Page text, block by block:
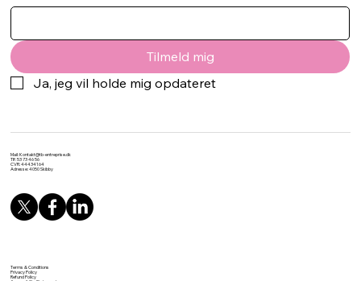
Tilmeld mig
Ja, jeg vil holde mig opdateret
Mail:Kontakt@tb-entreprise.dk
Tlf: 53 73 46 56
CVR: 44434164
Adresse: 4050 Skibby
Terms & Conditions
Privacy Policy
Refund Policy